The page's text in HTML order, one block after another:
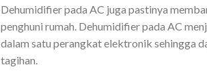
Dehumidifier pada AC juga pastinya
penghuni rumah. Dehumidifier pada AC
dalam satu perangkat elektronik sehingga
tagihan.